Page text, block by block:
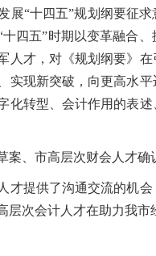
“十四五”规划纲要征求
四五”时期以变革融合
人才，对《规划纲要》
实现新突破，向更高水
化转型、会计作用的表
、市高层次财会人才确
提供了沟通交流的机会
层次会计人才在助力我